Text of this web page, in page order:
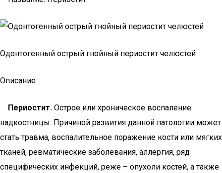
Одонтогенный острый гнойный периостит челюстей
Описание
Периостит. Острое или хроническое воспаление
надкостницы. Причиной развития данной патологии может
стать травма, воспалительное поражение кости или мягких
тканей, ревматические заболевания, аллергия, ряд
специфических инфекций, реже – опухоли костей, а также